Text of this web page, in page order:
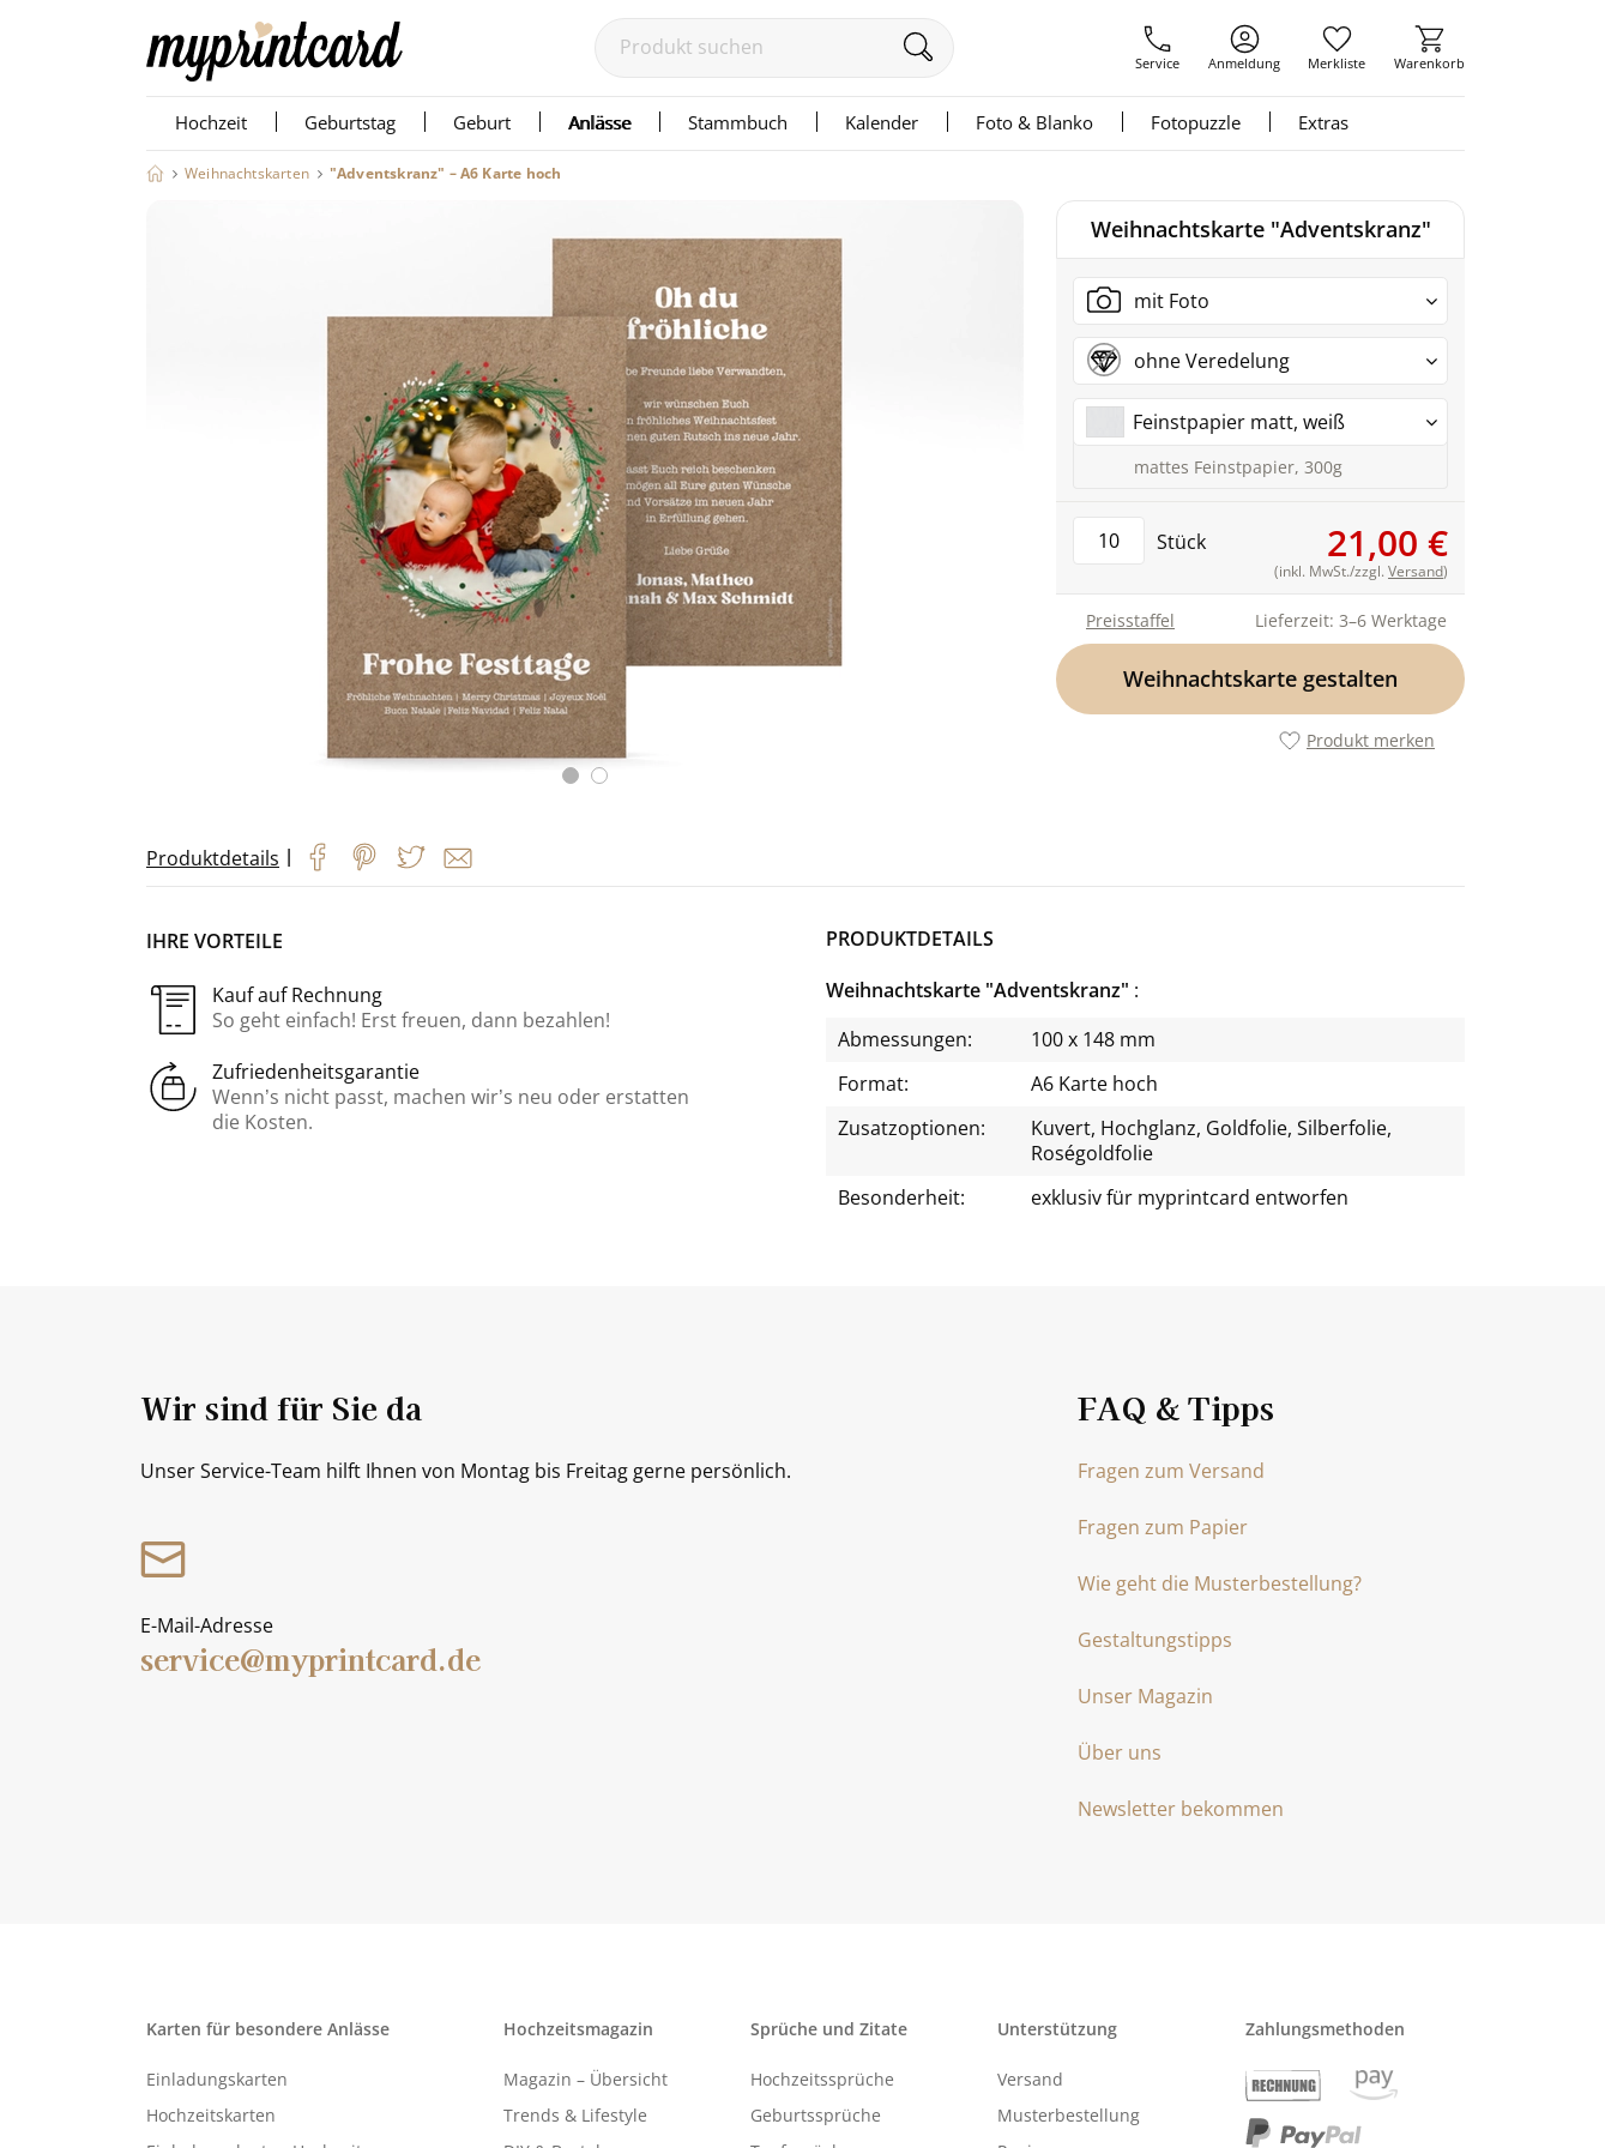
Service Anmeldung Merkliste Warenkorb
Hochzeit Geburtstag Geburt Anlässe Stammbuch Kalender Foto & Blanko Fotopuzzle Extras
Weihnachtskarten "Adventskranz" – A6 Karte hoch
Weihnachtskarte "Adventskranz"
mit Foto
ohne Veredelung
Feinstpapier matt, weiß
mattes Feinstpapier, 300g
Stück 21,00 €
(inkl. MwSt./zzgl. Versand)
Lieferzeit: 3–6 Werktage
Preisstaffel
Weihnachtskarte gestalten
Produkt merken
Produktdetails |
IHRE VORTEILE
Kauf auf Rechnung
So geht einfach! Erst freuen, dann bezahlen!
Zufriedenheitsgarantie
Wenn’s nicht passt, machen wir’s neu oder erstatten
die Kosten.
PRODUKTDETAILS
Weihnachtskarte "Adventskranz"
Abmessungen:
100 x 148 mm
Format:
A6 Karte hoch
Zusatzoptionen:
Kuvert, Hochglanz, Goldfolie, Silberfolie,
Roségoldfolie
Besonderheit:
exklusiv für myprintcard entworfen
FAQ & Tipps
Fragen zum Versand
Fragen zum Papier
Wie geht die Musterbestellung?
Gestaltungstipps
Unser Magazin
Über uns
Newsletter bekommen
Wir sind für Sie da
Unser Service-Team hilft Ihnen von Montag bis Freitag gerne persönlich.
E-Mail-Adresse
service@myprintcard.de
Karten für besondere Anlässe
Einladungskarten
Hochzeitskarten
Hochzeitsmagazin
Magazin – Übersicht
Trends & Lifestyle
Sprüche und Zitate
Hochzeitssprüche
Geburtssprüche
Unterstützung
Versand
Musterbestellung
Zahlungsmethoden